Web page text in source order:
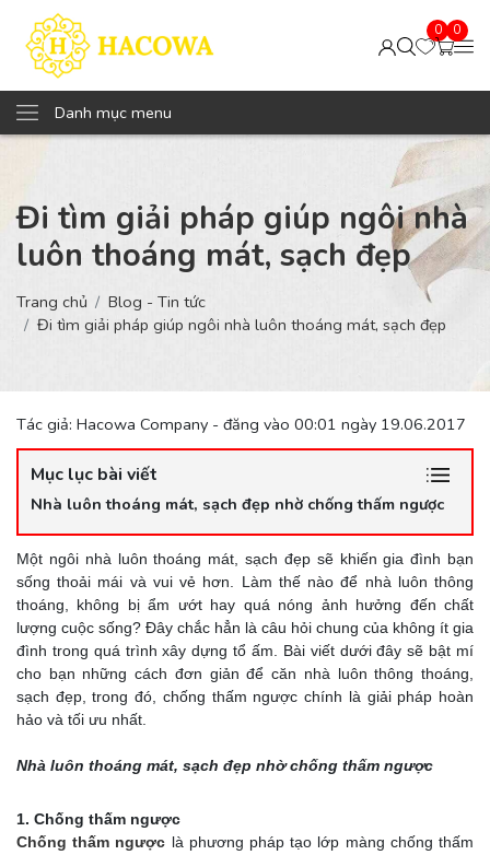
0 0
Danh mục menu
Đi tìm giải pháp giúp ngôi nhà
luôn thoáng mát, sạch đẹp
Trang chủ
Blog - Tin tức
Đi tìm giải pháp giúp ngôi nhà luôn thoáng mát, sạch đẹp
Tác giả: Hacowa Company - đăng vào 00:01 ngày 19.06.2017
Mục lục bài viết
Nhà luôn thoáng mát, sạch đẹp nhờ chống thấm ngược
Một ngôi nhà luôn thoáng mát, sạch đẹp sẽ khiến gia đình bạn
sống thoải mái và vui vẻ hơn. Làm thế nào để nhà luôn thông
thoáng, không bị ẩm ướt hay quá nóng ảnh hưởng đến chất
lượng cuộc sống? Đây chắc hẳn là câu hỏi chung của không ít gia
đình trong quá trình xây dựng tổ ấm. Bài viết dưới đây sẽ bật mí
cho bạn những cách đơn giản để căn nhà luôn thông thoáng,
sạch đẹp, trong đó, chống thấm ngược chính là giải pháp hoàn
hảo và tối ưu nhất.
Nhà luôn thoáng mát, sạch đẹp nhờ chống thấm ngược
1. Chống thấm ngược
Chống thấm ngược là phương pháp tạo lớp màng chống thấm